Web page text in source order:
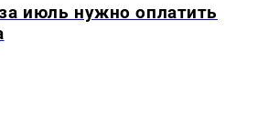
июль нужно оплатить